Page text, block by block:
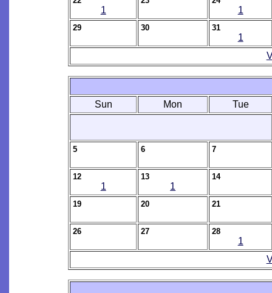
1 1
29 30 31
1
Sun Mon Tue
5 6 7
12
1
13
1
14
19 20 21
26 27 28
1